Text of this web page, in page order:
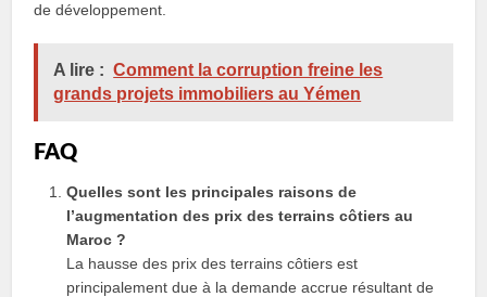
de développement.
A lire : Comment la corruption freine les
grands projets immobiliers au Yémen
FAQ
Quelles sont les principales raisons de
l’augmentation des prix des terrains côtiers au
Maroc ?
La hausse des prix des terrains côtiers est
principalement due à la demande accrue résultant de